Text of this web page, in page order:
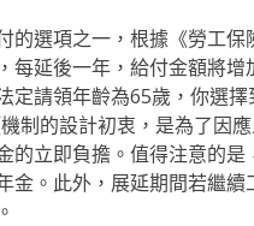
的選項之一，根據《勞工
每延後一年，給付金額將
定請領年齡為65歲，你選
制的設計初衷，是為了因
的立即負擔。值得注意的
金。此外，展延期間若繼